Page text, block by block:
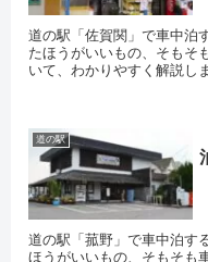
道の駅「佐賀関」で車中泊
たほうがいいもの、そもそ
いて、わかりやすく解説し
道の駅
道の駅「菰野」で車中泊す
ほうがいいもの、そもそも